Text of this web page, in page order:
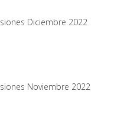
Diciembre 2022
Noviembre 2022